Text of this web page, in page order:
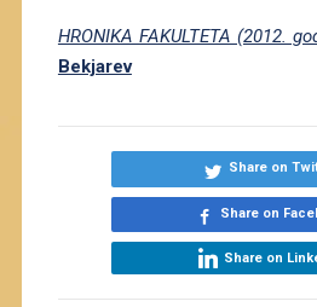
HRONIKA FAKULTETA (2012.
Bekjarev
Share on
Share on
Share on